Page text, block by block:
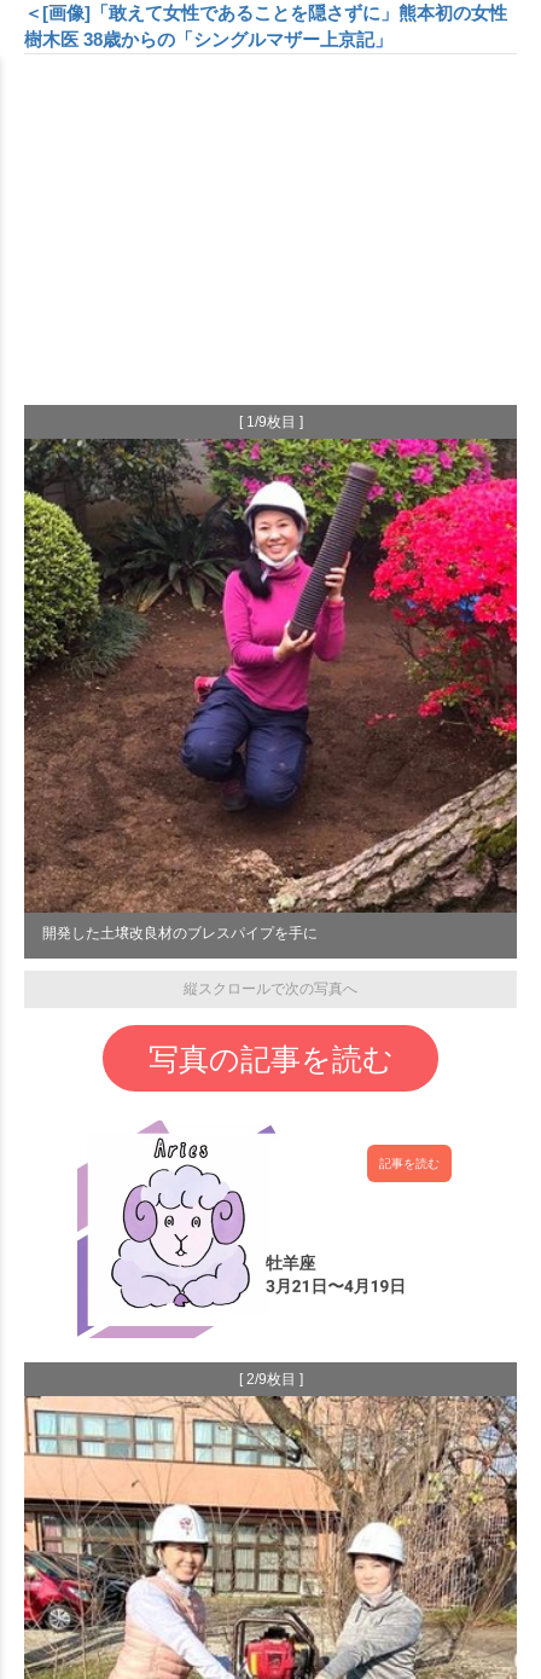
＜[画像]「敢えて女性であることを隠さずに」熊本初の女性
樹木医 38歳からの「シングルマザー上京記」
[ 1/9枚目 ]
開発した土壌改良材のブレスパイプを手に
縦スクロールで次の写真へ
写真の記事を読む
記事を読む
[ 2/9枚目 ]